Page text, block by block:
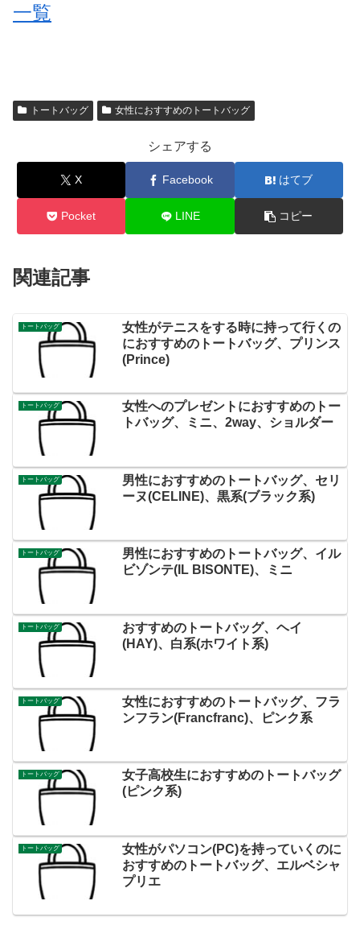
一覧
トートバッグ 女性におすすめのトートバッグ
シェアする
X Facebook はてブ
Pocket LINE コピー
関連記事
トートバッグ
女性がテニスをする時に持って行くの
におすすめのトートバッグ、プリンス
(Prince)
トートバッグ
女性へのプレゼントにおすすめのトー
トバッグ、ミニ、2way、ショルダー
トートバッグ
男性におすすめのトートバッグ、セリ
ーヌ(CELINE)、黒系(ブラック系)
トートバッグ
男性におすすめのトートバッグ、イル
ビゾンテ(IL BISONTE)、ミニ
トートバッグ
おすすめのトートバッグ、ヘイ
(HAY)、白系(ホワイト系)
トートバッグ
女性におすすめのトートバッグ、フラ
ンフラン(Francfranc)、ピンク系
トートバッグ
女子高校生におすすめのトートバッグ
(ピンク系)
トートバッグ
女性がパソコン(PC)を持っていくのに
おすすめのトートバッグ、エルベシャ
プリエ